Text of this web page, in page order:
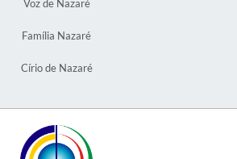
Voz de Nazaré
Família Nazaré
Círio de Nazaré